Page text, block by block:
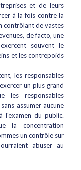
et de leurs
à la fois contre la
contrôlant de vastes
de facto, une
souvent le
et les contrepoids
les responsables
un plus grand
les responsables
assumer aucune
l'examen du public.
la concentration
un contrôle sur
abuser au